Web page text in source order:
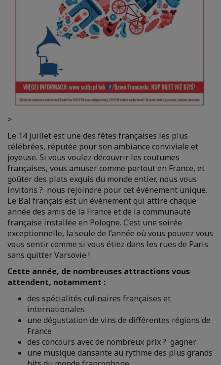
>
Le 14 juillet est une des fêtes françaises les plus
célébrées, réputée pour son ambiance conviviale et
joyeuse. Si vous voulez découvrir les coutumes
françaises, vous amuser comme partout en France, et
goûter des plats exquis du monde entier, nous vous
invitons ? nous rejoindre pour cet événement unique.
Le Bal français est un événement qui attire chaque
année des amis de la France et de la communauté
française installée en Pologne. C’est une soirée
exceptionnelle, la seule de l’année où vous pouvez vous
vous sentir comme si vous étiez dans les rues de Paris
sans quitter Varsovie !
Cette année, de nombreuses attractions vous
attendent, notamment :
des spécialités culinaires françaises et
internationales
une dégustation de vins de différentes régions de
France
des concours avec de nombreux prix ? gagner
une musique dansante au rythme des plus grands